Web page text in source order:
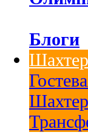
Блоги
Шахтер